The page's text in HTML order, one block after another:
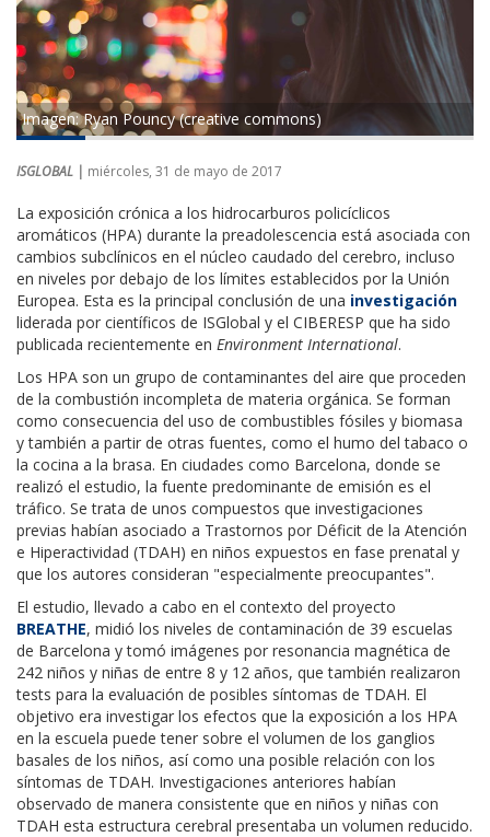
Imagen: Ryan Pouncy (creative commons)
ISGLOBAL | miércoles, 31 de mayo de 2017
La exposición crónica a los hidrocarburos policíclicos
aromáticos (HPA) durante la preadolescencia está asociada con
cambios subclínicos en el núcleo caudado del cerebro, incluso
en niveles por debajo de los límites establecidos por la Unión
Europea. Esta es la principal conclusión de una investigación
liderada por científicos de ISGlobal y el CIBERESP que ha sido
publicada recientemente en Environment International.
Los HPA son un grupo de contaminantes del aire que proceden
de la combustión incompleta de materia orgánica. Se forman
como consecuencia del uso de combustibles fósiles y biomasa
y también a partir de otras fuentes, como el humo del tabaco o
la cocina a la brasa. En ciudades como Barcelona, donde se
realizó el estudio, la fuente predominante de emisión es el
tráfico. Se trata de unos compuestos que investigaciones
previas habían asociado a Trastornos por Déficit de la Atención
e Hiperactividad (TDAH) en niños expuestos en fase prenatal y
que los autores consideran "especialmente preocupantes".
El estudio, llevado a cabo en el contexto del proyecto
BREATHE, midió los niveles de contaminación de 39 escuelas
de Barcelona y tomó imágenes por resonancia magnética de
242 niños y niñas de entre 8 y 12 años, que también realizaron
tests para la evaluación de posibles síntomas de TDAH. El
objetivo era investigar los efectos que la exposición a los HPA
en la escuela puede tener sobre el volumen de los ganglios
basales de los niños, así como una posible relación con los
síntomas de TDAH. Investigaciones anteriores habían
observado de manera consistente que en niños y niñas con
TDAH esta estructura cerebral presentaba un volumen reducido.